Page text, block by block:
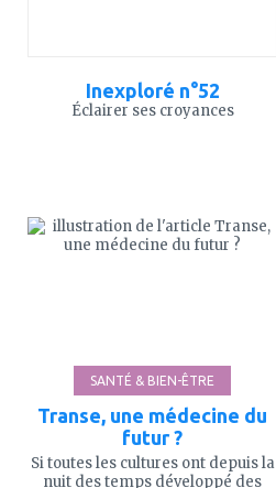
Inexploré n°52
Éclairer ses croyances
à
mes
SANTÉ & BIEN-ÊTRE
Transe, une médecine du
futur ?
Si toutes les cultures ont depuis la
nuit des temps développé des